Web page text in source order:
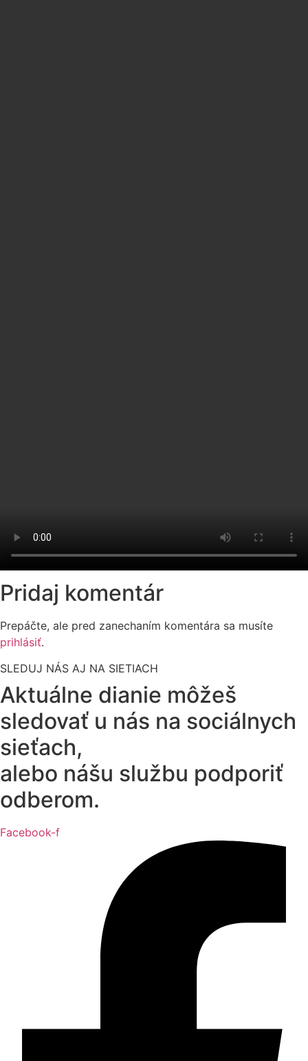
Pridaj komentár
Prepáčte, ale pred zanechaním komentára sa musíte
prihlásiť.
SLEDUJ NÁS AJ NA SIETIACH
Aktuálne dianie môžeš
sledovať u nás na sociálnych
sieťach,
alebo nášu službu podporiť
odberom.
Facebook-f